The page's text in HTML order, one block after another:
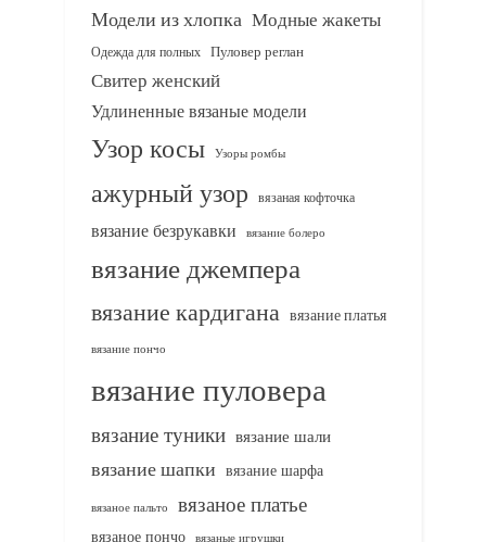
Модели из хлопка Модные жакеты
Одежда для полных Пуловер реглан
Свитер женский
Удлиненные вязаные модели
Узор косы Узоры ромбы
ажурный узор вязаная кофточка
вязание безрукавки вязание болеро
вязание джемпера
вязание кардигана вязание платья
вязание пончо
вязание пуловера
вязание туники вязание шали
вязание шапки вязание шарфа
вязаное пальто вязаное платье
вязаное пончо вязаные игрушки